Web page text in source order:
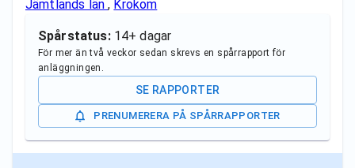
Jämtlands län, Krokom
Spårstatus: 14+ dagar
För mer än två veckor sedan skrevs en spårrapport för
anläggningen.
SE RAPPORTER
PRENUMERERA PÅ SPÅRRAPPORTER